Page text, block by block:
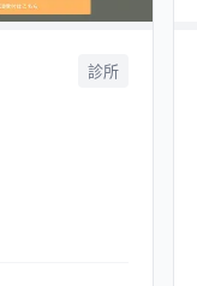
診所